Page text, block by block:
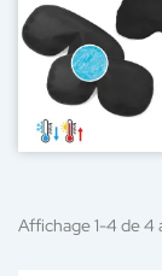
Affichage 1-4 de 4